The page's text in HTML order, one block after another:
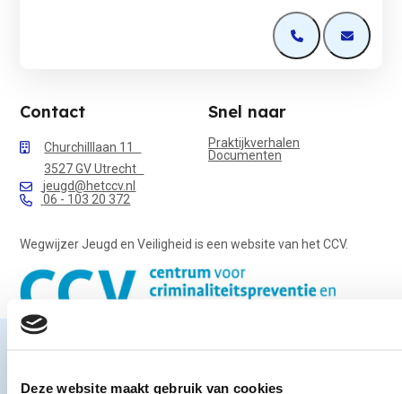
Deze website maakt gebruik van cookies
Open deOpen de
Contact
Churchilllaan 11
3527 GV Utrecht
jeugd@hetccv.nl
06 - 103 20 372
Snel naar
Praktijkverhalen
Documenten
Wegwijzer Jeugd en Veiligheid is een website van het CCV.
Privacy en cookies